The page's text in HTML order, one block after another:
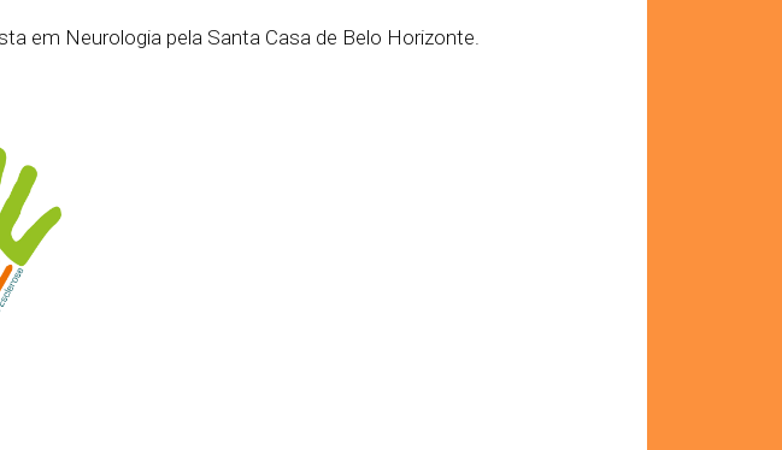
em Neurologia pela Santa Casa de Belo Horizonte.